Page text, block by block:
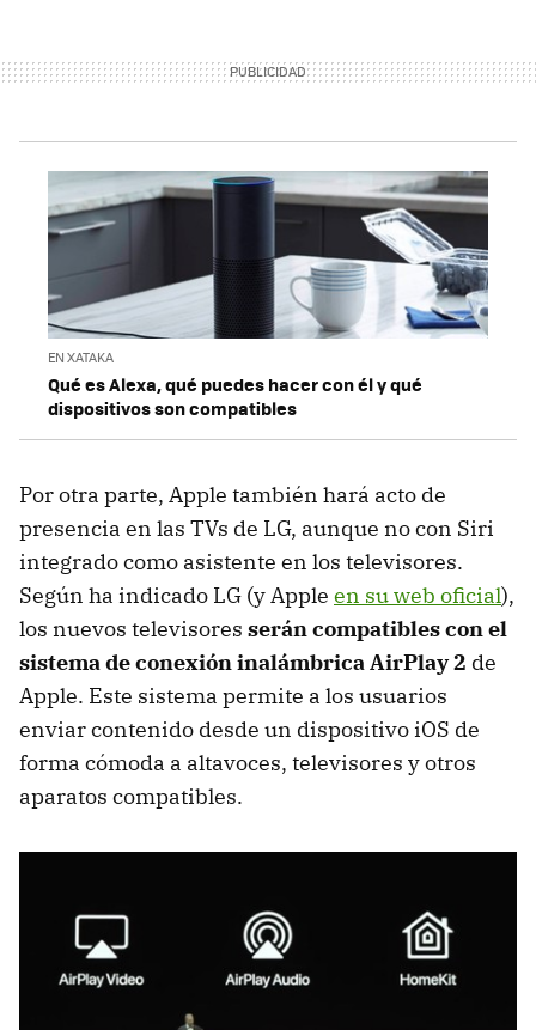
EN XATAKA
Qué es Alexa, qué puedes hacer con él y qué
dispositivos son compatibles
Por otra parte, Apple también hará acto de
presencia en las TVs de LG, aunque no con Siri
integrado como asistente en los televisores.
Según ha indicado LG (y Apple en su web oficial),
los nuevos televisores serán compatibles con el
sistema de conexión inalámbrica AirPlay 2 de
Apple. Este sistema permite a los usuarios
enviar contenido desde un dispositivo iOS de
forma cómoda a altavoces, televisores y otros
aparatos compatibles.